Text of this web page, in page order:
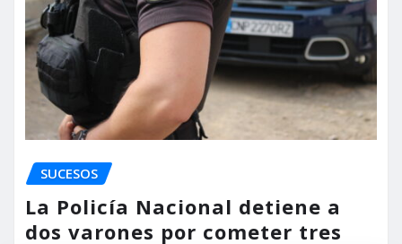
SUCESOS
La Policía Nacional detiene a
dos varones por cometer tres